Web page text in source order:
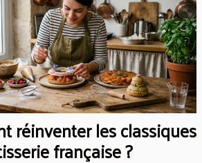
réinventer les classiques
française ?